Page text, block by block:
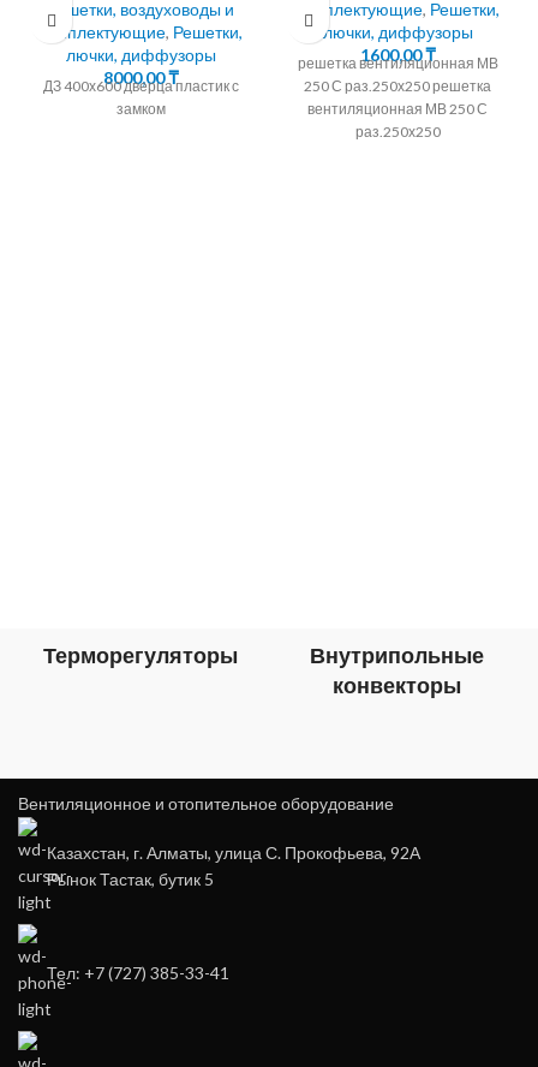
Решетки, воздуховоды и
комплектующие, Решетки,
лючки, диффузоры
8000,00₸
ДЗ 400х600 дверца пластик с
замком
комплектующие, Решетки,
лючки, диффузоры
1600,00₸
решетка вентиляционная МВ
250 С раз.250х250 решетка
вентиляционная МВ 250 С
раз.250х250
Терморегуляторы
Внутрипольные
конвекторы
Вентиляционное и отопительное оборудование
Казахстан, г. Алматы, улица С. Прокофьева, 92А
Рынок Тастак, бутик 5
Тел: +7 (727) 385-33-41